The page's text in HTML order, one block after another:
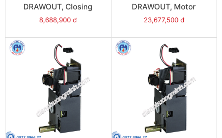
DRAWOUT, Closing
release (XF), 220VAC/DC
8,688,900 đ
DRAWOUT, Motor
mechanism (MCH),
23,677,500 đ